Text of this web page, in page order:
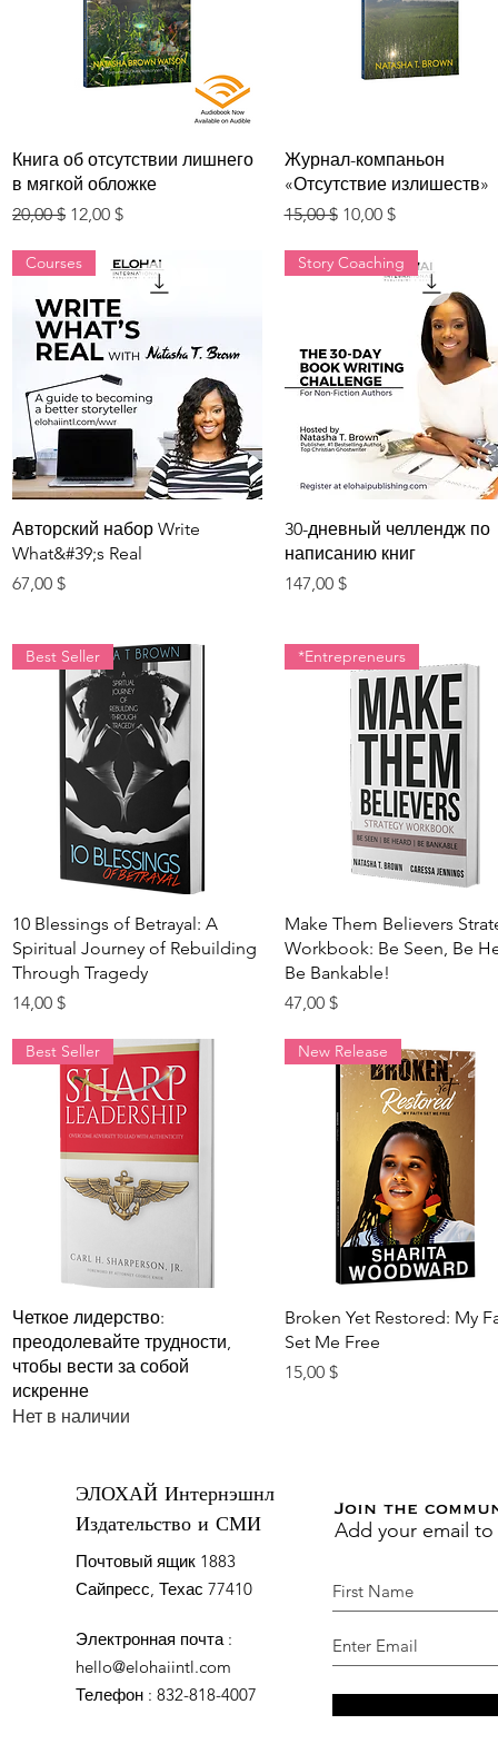
Быстрый просмотр
Книга об отсутствии лишнего
в мягкой обложке
Обычная цена
20,00 $ Цена со скидкой
12,00 $
Быстрый просмотр
Журнал-компаньон
«Отсутствие излишеств»
Обычная цена
15,00 $ Цена со скидкой
10,00 $
Быстрый просмотр
Courses
Авторский набор Write
What&#39;s Real
Цена
67,00 $
Быстрый просмотр
Story Coaching
30-дневный челлендж по
написанию книг
Цена
147,00 $
Быстрый просмотр
Best Seller
10 Blessings of Betrayal: A
Spiritual Journey of Rebuilding
Through Tragedy
Цена
14,00 $
Быстрый просмотр
*Entrepreneurs
Make Them Believers
Workbook: Be Seen, Be
Be Bankable!
Цена
47,00 $
Быстрый просмотр
Best Seller
Четкое лидерство:
преодолевайте трудности,
чтобы вести за собой
искренне
Нет в наличии
Быстрый просмотр
New Release
Broken Yet Restored: My
Set Me Free
Цена
15,00 $
ЭЛОХАЙ Интернэшнл
Издательство и СМИ
Почтовый ящик 1883
Сайпресс, Техас 77410
Электронная почта:
hello@elohaiintl.com
Телефон : 832-818-4007
Join the
Add your email